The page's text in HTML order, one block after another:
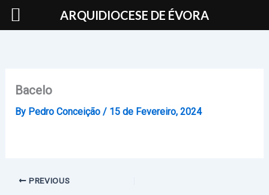
Skip
Bacelo
By Pedro Conceição / 15 de Fevereiro, 2024
PREVIOUS
ARQUIDIOCESE DE ÉVORA